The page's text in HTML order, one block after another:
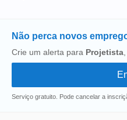
Não perca novos
Crie um alerta para Projetista
Serviço gratuito. Pode cancelar a